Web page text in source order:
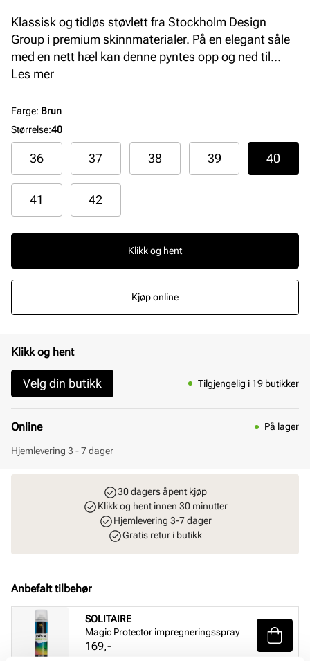
Klassisk og tidløs støvlett fra Stockholm Design
Group i premium skinnmaterialer. På en elegant såle
med en nett hæl kan denne pyntes opp og ned til
både hverdag og fest. En tidløs klassiker med
brunt skinn.
Les mer
Farge: Brun
Størrelse:40
36 37 38 39 40
41 42
Klikk og hent
Kjøp online
Klikk og hent
Velg din butikk Tilgjengelig i 19 butikker
Online På lager
Hjemlevering 3 - 7 dager
30 dagers åpent kjøp
Klikk og hent innen 30 minutter
Hjemlevering 3-7 dager
Gratis retur i butikk
Anbefalt tilbehør
SOLITAIRE
Magic Protector impregneringsspray
Pris
169,-